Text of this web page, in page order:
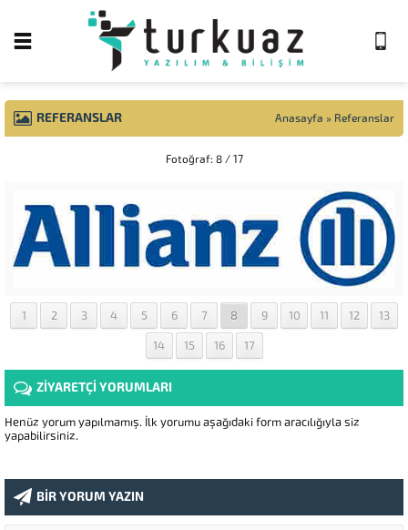
REFERANSLAR Anasayfa » Referanslar
Fotoğraf: 8 / 17
1 2 3 4 5 6 7 8 9 10 11 12 13
14 15 16 17
ZİYARETÇİ YORUMLARI
Henüz yorum yapılmamış. İlk yorumu aşağıdaki form aracılığıyla siz
yapabilirsiniz.
BİR YORUM YAZIN